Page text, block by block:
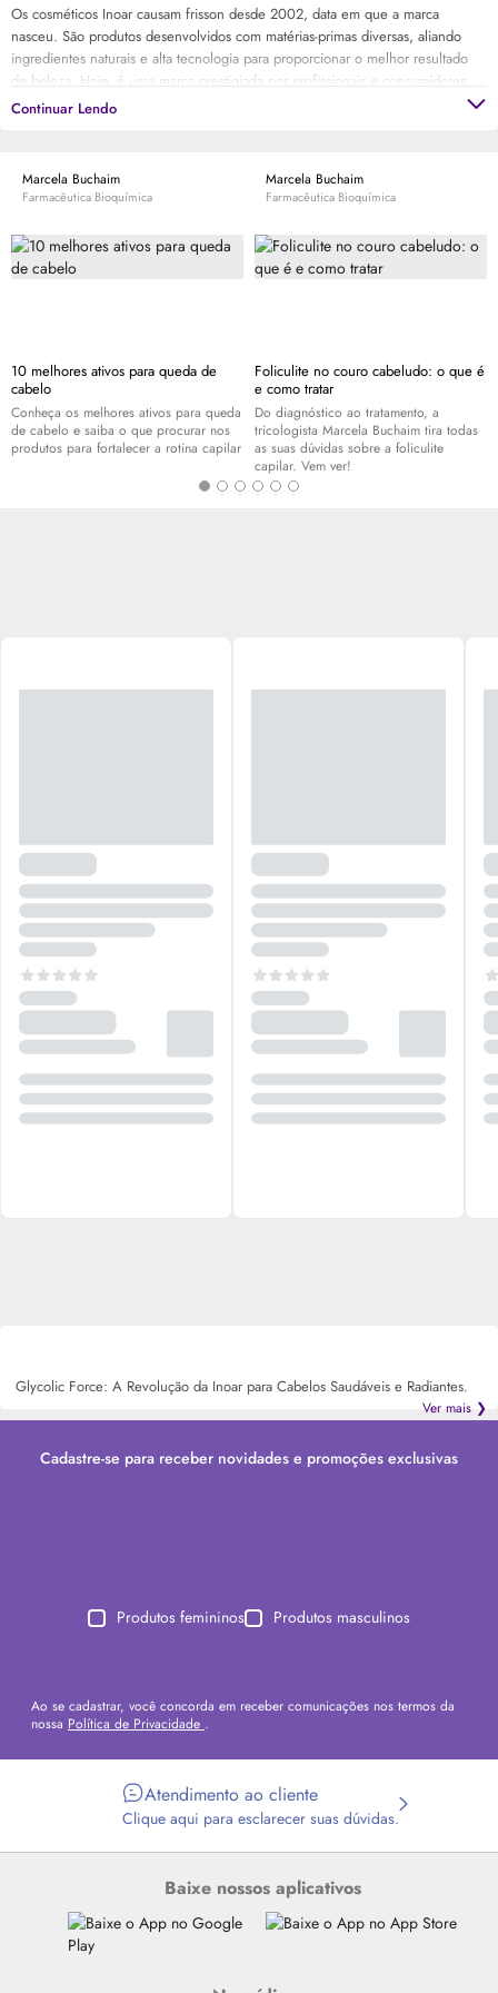
Os cosméticos Inoar causam frisson desde 2002, data em que a marca
nasceu. São produtos desenvolvidos com matérias-primas diversas, aliando
ingredientes naturais e alta tecnologia para proporcionar o melhor resultado
de beleza. Hoje, é uma marca prestigiada por profissionais e consumidores
em todo o Brasil. E possui uma linha completa de cuidados e tratamentos para
Continuar Lendo
Marcela Buchaim
Farmacêutica Bioquímica
10 melhores ativos para queda de
cabelo
Conheça os melhores ativos para queda
de cabelo e saiba o que procurar nos
produtos para fortalecer a rotina capilar
Marcela Buchaim
Farmacêutica Bioquímica
Foliculite no couro cabeludo: o que é
e como tratar
Do diagnóstico ao tratamento, a
tricologista Marcela Buchaim tira todas
as suas dúvidas sobre a foliculite
capilar. Vem ver!
Glycolic Force: A Revolução da Inoar para Cabelos Saudáveis e Radiantes.
Ver mais ❯
Cadastre-se para receber novidades e promoções exclusivas
Produtos femininos Produtos masculinos
Ao se cadastrar, você concorda em receber comunicações nos termos da
nossa Política de Privacidade .
Atendimento ao cliente
Clique aqui para esclarecer suas dúvidas.
Baixe nossos aplicativos